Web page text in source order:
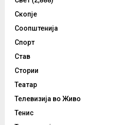
Скопје
Соопштенија
Спорт
Став
Стории
Театар
Телевизија во Живо
Тенис